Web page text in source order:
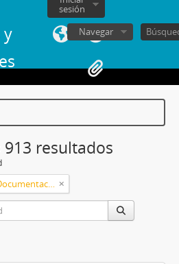
y
sesión
Navegar
resultados
Centro de Investigación y Documentación, Universidad Finis Terrae